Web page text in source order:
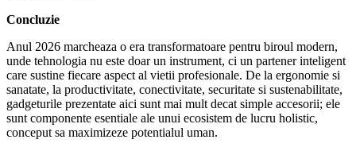
Concluzie
Anul 2026 marcheaza o era transformatoare pentru biroul modern,
unde tehnologia nu este doar un instrument, ci un partener inteligent
care sustine fiecare aspect al vietii profesionale. De la ergonomie si
sanatate, la productivitate, conectivitate, securitate si sustenabilitate,
gadgeturile prezentate aici sunt mai mult decat simple accesorii; ele
sunt componente esentiale ale unui ecosistem de lucru holistic,
conceput sa maximizeze potentialul uman.